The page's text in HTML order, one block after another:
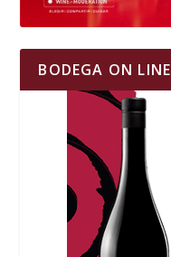
BODEGA ON LINE